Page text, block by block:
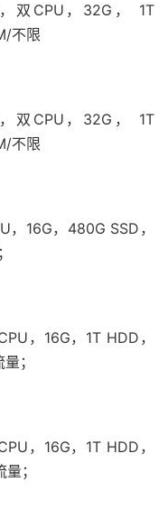
双CPU，32G， 1T
不限
双CPU，32G， 1T
不限
16G，480G SSD，
，16G，1T HDD，
；
，16G，1T HDD，
；